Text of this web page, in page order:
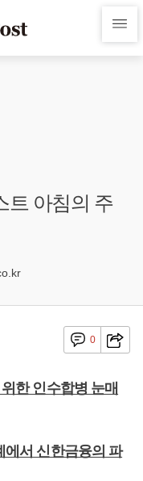
트 아침의 주
0
한 인수합병 눈매
에서 신한금융의 파